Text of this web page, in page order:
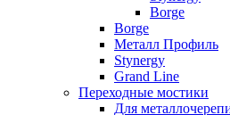
Borge
Borge
Металл Профиль
Stynergy
Grand Line
Переходные мостики
Для